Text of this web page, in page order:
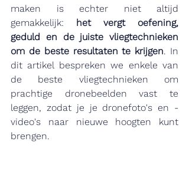
maken is echter niet altijd
gemakkelijk: het vergt oefening,
geduld en de juiste vliegtechnieken
om de beste resultaten te krijgen. In
dit artikel bespreken we enkele van
de beste vliegtechnieken om
prachtige dronebeelden vast te
leggen, zodat je je dronefoto's en -
video's naar nieuwe hoogten kunt
brengen.